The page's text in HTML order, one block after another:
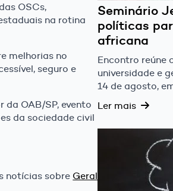
OSCs,
na rotina
melhorias no
seguro e
OAB/SP, evento
da sociedade civil
notícias sobre Geral
Seminário
políticas
africana
Encontro reúne
universidade e
14 de agosto,
Ler mais